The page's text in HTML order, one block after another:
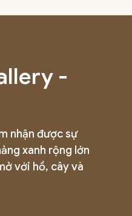
-
nhận được sự
xanh rộng lớn
với hồ, cây và